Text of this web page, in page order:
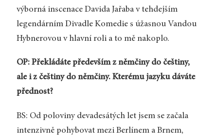
výborná inscenace Davida Jařaba v tehdejším
legendárním Divadle Komedie s úžasnou Vandou
Hybnerovou v hlavní roli a to mě nakoplo.
OP: Překládáte především z němčiny do češtiny,
ale i z češtiny do němčiny. Kterému jazyku dáváte
přednost?
BS: Od poloviny devadesátých let jsem se začala
intenzivně pohybovat mezi Berlínem a Brnem,